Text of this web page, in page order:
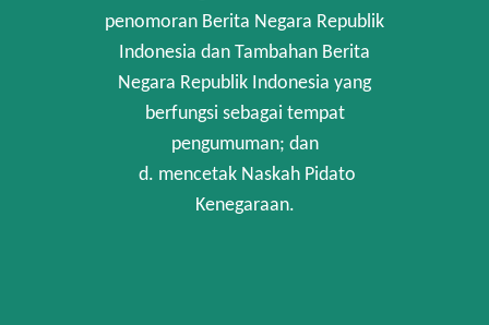
penomoran Berita Negara Republik
Indonesia dan Tambahan Berita
Negara Republik Indonesia yang
berfungsi sebagai tempat
pengumuman; dan
d. mencetak Naskah Pidato
Kenegaraan.